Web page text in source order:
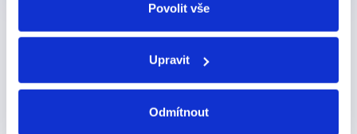
Povolit vše
Upravit
Odmítnout
How much is it?